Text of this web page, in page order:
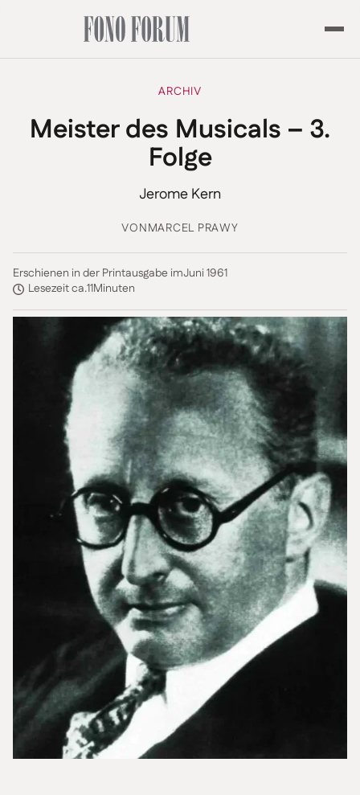
ARCHIV
Meister des Musicals – 3.
Folge
Jerome Kern
VONMARCEL PRAWY
Erschienen in der Printausgabe imJuni 1961
Lesezeit ca.11Minuten